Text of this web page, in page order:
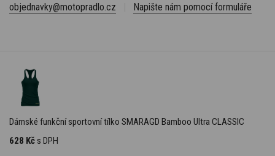
objednavky@motopradlo.cz
Napište nám pomocí formuláře
Dámské funkční sportovní tílko SMARAGD Bamboo Ultra CLASSIC
628 Kč s DPH